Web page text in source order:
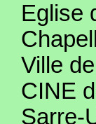
Eglise
Ville
CINE
Sarre-